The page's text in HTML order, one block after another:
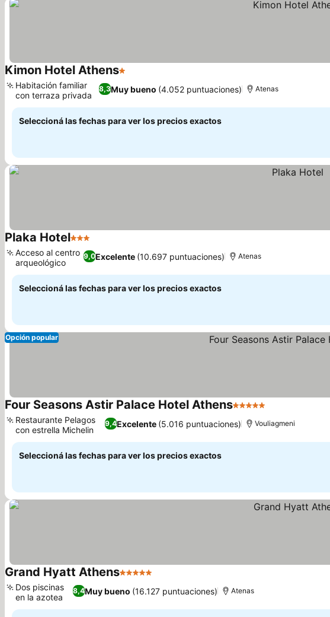
Kimon Hotel Athens1 Estrellas
8,3Muy bueno (4.052 puntuaciones)
Habitación familiar
con terraza privada
Atenas
Seleccioná las fechas para ver los precios exactos
Plaka Hotel3 Estrellas
9,0Excelente (10.697 puntuaciones)
Acceso al centro
arqueológico
Atenas
Seleccioná las fechas para ver los precios exactos
Opción popular
Four Seasons Astir Palace Hotel Athens5 Estrellas
9,4Excelente (5.016 puntuaciones)
Restaurante Pelagos
con estrella Michelin
Vouliagmeni
Seleccioná las fechas para ver los precios exactos
Grand Hyatt Athens5 Estrellas
8,4Muy bueno (16.127 puntuaciones)
Dos piscinas
en la azotea
Atenas